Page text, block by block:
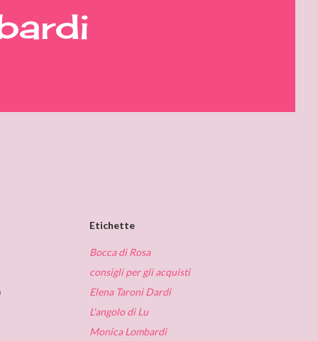
Etichette
Bocca di Rosa
consigli per gli acquisti
Elena Taroni Dardi
L'angolo di Lu
Monica Lombardi